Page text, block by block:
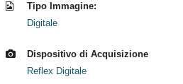
Tipo Immagine:
Digitale
Dispositivo di Acquisizione
Reflex Digitale